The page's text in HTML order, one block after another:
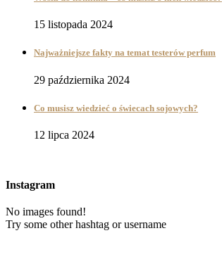
15 listopada 2024
Najważniejsze fakty na temat testerów perfum
29 października 2024
Co musisz wiedzieć o świecach sojowych?
12 lipca 2024
Instagram
No images found!
Try some other hashtag or username